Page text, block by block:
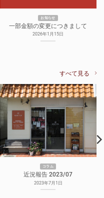
お知らせ
一部金額の変更につきまして
2026年1月15日
すべて見る
コラム
近況報告 2023/07
2023年7月1日